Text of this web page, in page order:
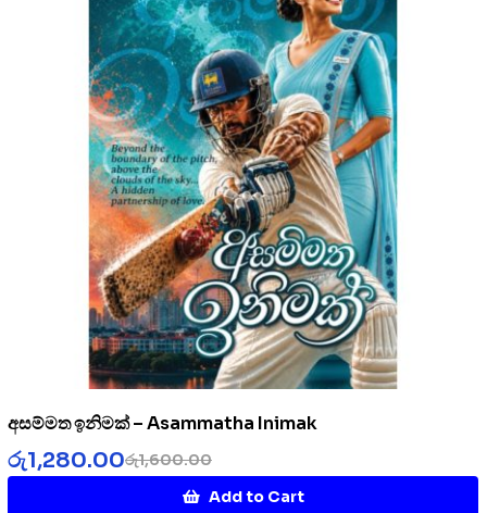
අසම්මත ඉනිමක් – Asammatha Inimak
රු1,600.00
රු1,280.00
Add to Cart